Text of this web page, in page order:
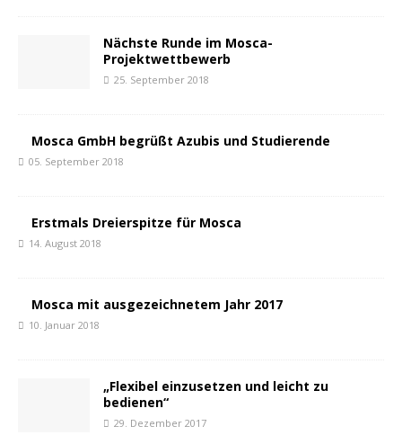
Nächste Runde im Mosca-
Projektwettbewerb
25. September 2018
Mosca GmbH begrüßt Azubis und Studierende
05. September 2018
Erstmals Dreierspitze für Mosca
14. August 2018
Mosca mit ausgezeichnetem Jahr 2017
10. Januar 2018
„Flexibel einzusetzen und leicht zu
bedienen“
29. Dezember 2017